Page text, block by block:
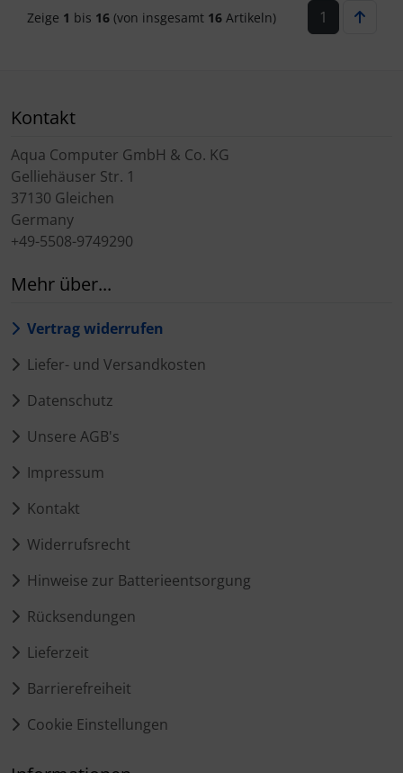
Zeige 1 bis 16(von insgesamt 16Artikeln) 1
Kontakt
Aqua Computer GmbH & Co. KG
Gelliehäuser Str. 1
37130 Gleichen
Germany
+49-5508-9749290
Mehr über...
Vertrag widerrufen
Liefer- und Versandkosten
Datenschutz
Unsere AGB's
Impressum
Kontakt
Widerrufsrecht
Hinweise zur Batterieentsorgung
Rücksendungen
Lieferzeit
Barrierefreiheit
Cookie Einstellungen